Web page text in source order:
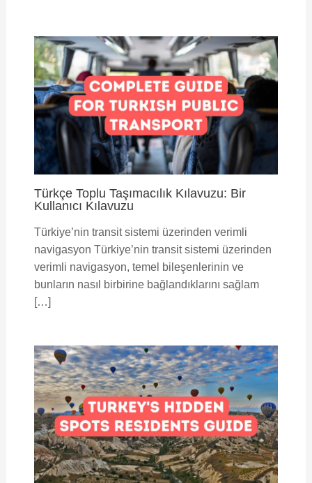
Türkçe Toplu Taşımacılık Kılavuzu: Bir
Kullanıcı Kılavuzu
Türkiye’nin transit sistemi üzerinden verimli
navigasyon Türkiye’nin transit sistemi üzerinden
verimli navigasyon, temel bileşenlerinin ve
bunların nasıl birbirine bağlandıklarını sağlam
[…]